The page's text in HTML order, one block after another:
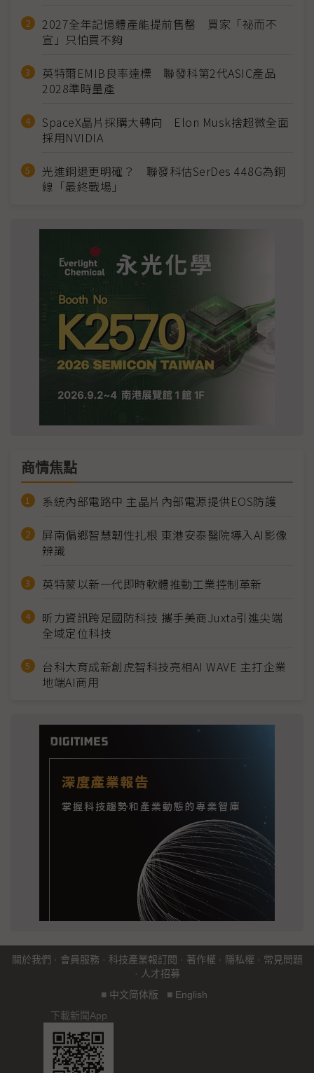
2027全年記憶體產能提前售罄 買家「祕而不
宣」只怕買不夠
英特爾EMIB良率達標 聯發科第2代ASIC產品
2028準時量產
SpaceX晶片採購大轉向 Elon Musk捨超微全面
採用NVIDIA
光進銅退更明確？ 聯發科估SerDes 448G為銅
線「最終戰場」
商情焦點
系統內部電路中 主晶片內部電源提供EOS防護
屏南偏鄉智慧韌性扎根 東港安泰醫院導入AI影像
辨識
英特蒙以新一代即時軟體推動工業控制革新
昕力資訊跨足國防科技 攜手美商Juxta引進尖端
全域定位科技
台科大育成新創虎智科技亮相AI WAVE 主打企業
地端AI商用
關於我們 · 會員服務 · 科技產業報訂閱 · 著作權 · 隱私權 · 常見問題
· 人才招募
■ 中文简体版 ■ English
下載新聞App